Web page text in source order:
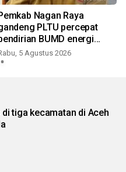
Nagan Raya
PLTU percepat
BUMD energi
5 Agustus 2026
tiga kecamatan di Aceh